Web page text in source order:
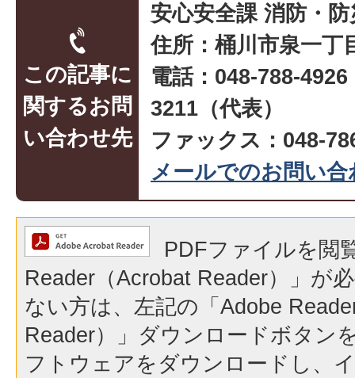
この記事に
関するお問
い合わせ先
安心安全課 消防・防
住所：桶川市泉一丁
電話：048-788-
3211（代表）
ファックス：048-
メールでのお問い
PDFファイルを閲
Reader（Acrobat Reader）」が
ない方は、左記の「Adobe
Reader）」ダウンロードボタン
フトウェアをダウンロードし、